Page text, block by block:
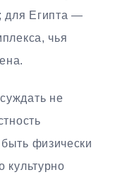
для Египта —
чья
не
физически
культурно